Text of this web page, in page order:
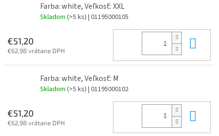
Farba: white, Veľkosť: XXL
Skladom (>5 ks) | 01195000105
€51,20
€62,98 vrátane DPH
Farba: white, Veľkosť: M
Skladom (>5 ks) | 01195000102
€51,20
€62,98 vrátane DPH